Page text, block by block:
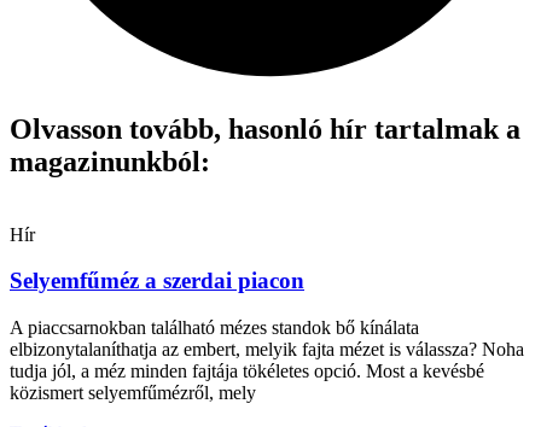
Olvasson tovább, hasonló hír tartalmak a
magazinunkból:
Hír
Selyemfűméz a szerdai piacon
A piaccsarnokban található mézes standok bő kínálata
elbizonytalaníthatja az embert, melyik fajta mézet is válassza? Noha
tudja jól, a méz minden fajtája tökéletes opció. Most a kevésbé
közismert selyemfűmézről, mely